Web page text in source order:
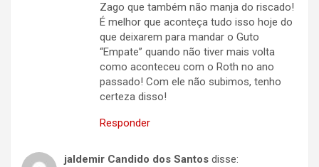
Zago que também não manja do riscado!
É melhor que aconteça tudo isso hoje do
que deixarem para mandar o Guto
“Empate” quando não tiver mais volta
como aconteceu com o Roth no ano
passado! Com ele não subimos, tenho
certeza disso!
Responder
jaldemir Candido dos Santos disse: